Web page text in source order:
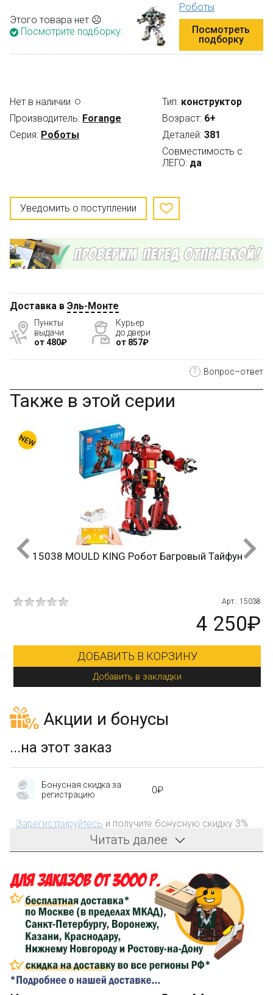
Этого товара нет ☹
Посмотрите подборку:
Роботы
Посмотреть
подборку
Нет в наличии
Производитель: Forange
Серия: Роботы
Тип: конструктор
Возраст: 6+
Деталей: 381
Совместимость с
ЛЕГО: да
Уведомить о поступлении
Доставка в Эль-Монте
Пункты
выдачи
от 480₽
Курьер
до двери
от 857₽
? Вопрос–ответ
Также в этой серии
15038 MOULD KING Робот Багровый Тайфун
Арт.: 15038
4 250₽
ДОБАВИТЬ В КОРЗИНУ
Добавить в закладки
Акции и бонусы
...на этот заказ
Бонусная скидка за
регистрацию
0₽
Зарегистрируйтесь и получите бонусную скидку 3%
на первый заказ!
затрат на доставку
Сделайте заказ на сумму не менее 3 000₽, оплатите
его на карту Сбербанка и получите 150₽ на
компенсацию доставки.
...на следующий заказ
Читать далее